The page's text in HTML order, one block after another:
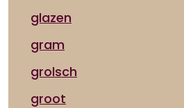
glazen
gram
grolsch
groot